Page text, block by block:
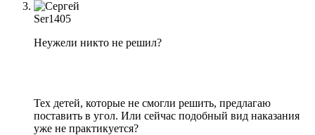
Ser1405
Неужели никто не решил?
Тех детей, которые не смогли решить, предлагаю
поставить в угол. Или сейчас подобный вид наказания
уже не практикуется?